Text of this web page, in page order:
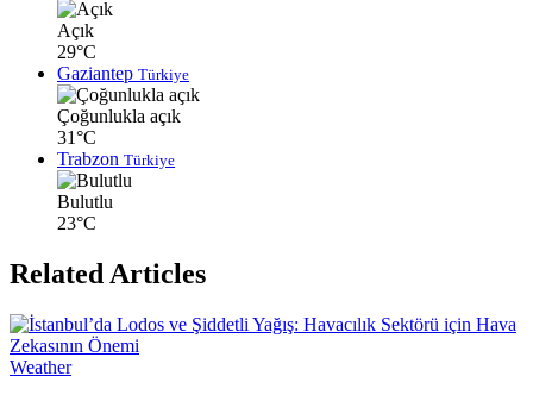
Açık
29°C
Gaziantep Türkiye
Çoğunlukla açık
31°C
Trabzon Türkiye
Bulutlu
23°C
Related Articles
Weather